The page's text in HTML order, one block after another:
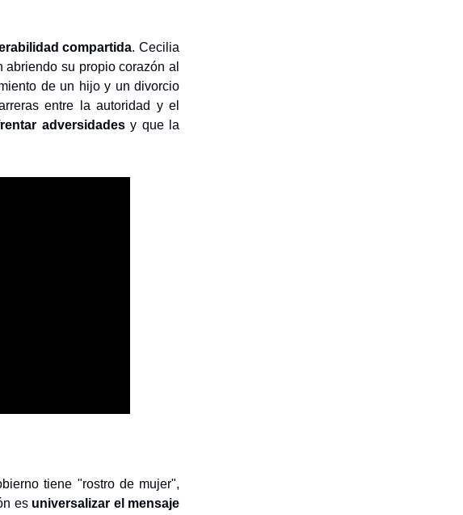
compartida. Cecilia
su propio corazón al
de un hijo y un divorcio
entre la autoridad y el
adversidadesy que la
tiene "rostro de mujer",
es universalizar el mensaje